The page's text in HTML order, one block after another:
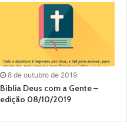
8 de outubro de 2019
Bíblia Deus com a Gente –
edição 08/10/2019